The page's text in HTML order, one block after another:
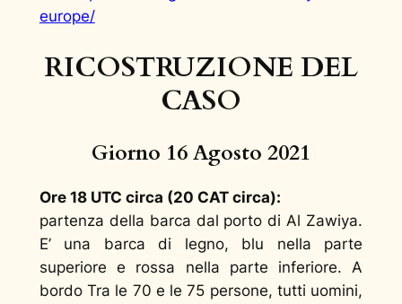
europe/
RICOSTRUZIONE DEL
CASO
Giorno 16 Agosto 2021
Ore 18 UTC circa (20 CAT circa):
partenza della barca dal porto di Al Zawiya.
E’ una barca di legno, blu nella parte
superiore e rossa nella parte inferiore. A
bordo Tra le 70 e le 75 persone, tutti uomini,